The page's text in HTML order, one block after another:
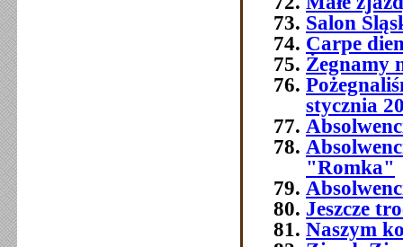
Salon
Carpe
Żegnamy
stycznia
"Romka"
Jeszcze
Naszym